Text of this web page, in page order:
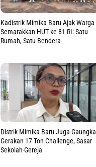
Kadistrik Mimika Baru Ajak Warga
Semarakkan HUT ke 81 RI: Satu
Rumah, Satu Bendera
Distrik Mimika Baru Juga
Gerakan 17 Ton Challenge, Sasar
Sekolah-Gereja